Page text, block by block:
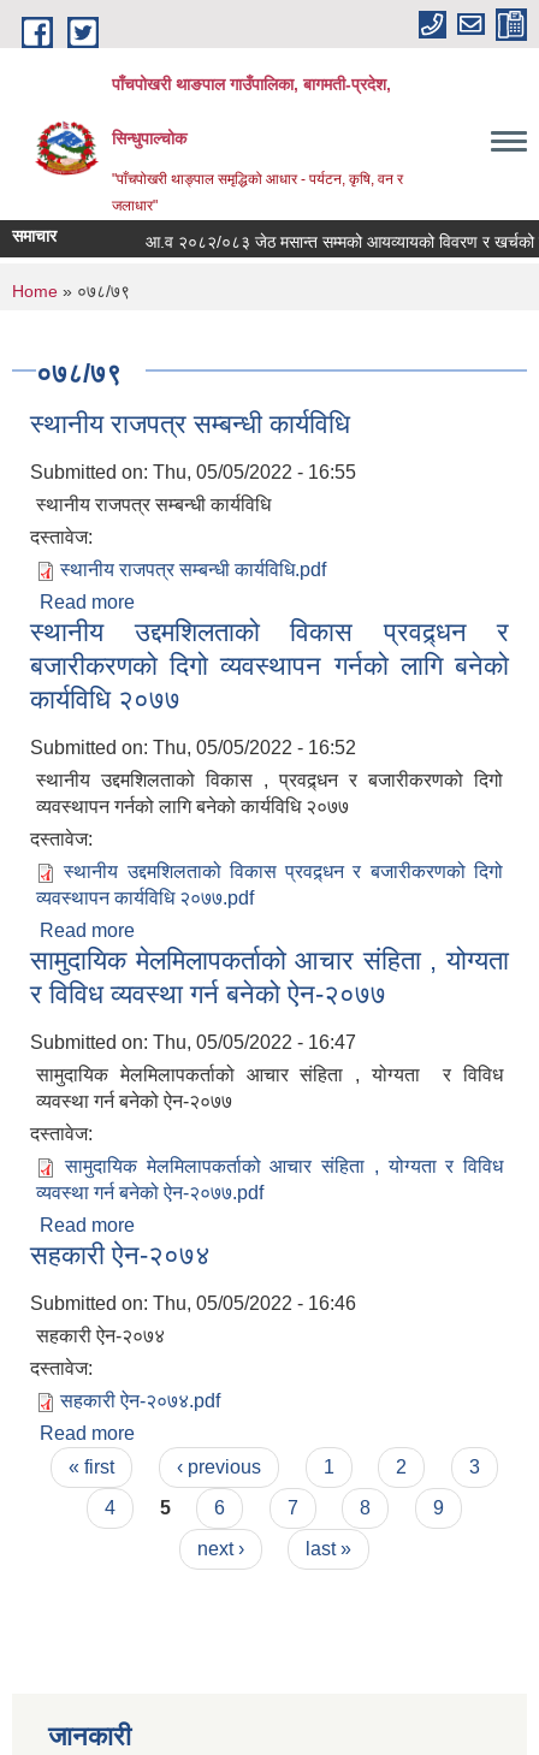
Skip to main content
पाँचपोखरी थाङपाल गाउँपालिका, बागमती-प्रदेश,
सिन्धुपाल्चोक
"पाँचपोखरी थाङ्पाल समृद्धिको आधार - पर्यटन, कृषि, वन र
जलाधार"
समाचार आ.व २०८२/०८३ जेठ मसान्त सम्मको आयव्यायको विवरण र खर्चको
You are here
Home » ०७८/७९
०७८/७९
स्थानीय राजपत्र सम्बन्धी कार्यविधि
Submitted on: Thu, 05/05/2022 - 16:55
स्थानीय राजपत्र सम्बन्धी कार्यविधि
दस्तावेज:
स्थानीय राजपत्र सम्बन्धी कार्यविधि.pdf
Read more
स्थानीय उद्दमशिलताको विकास प्रवद्र्धन र
बजारीकरणको दिगो व्यवस्थापन गर्नको लागि बनेको
कार्यविधि २०७७
Submitted on: Thu, 05/05/2022 - 16:52
स्थानीय उद्दमशिलताको विकास , प्रवद्र्धन र बजारीकरणको दिगो
व्यवस्थापन गर्नको लागि बनेको कार्यविधि २०७७
दस्तावेज:
स्थानीय उद्दमशिलताको विकास प्रवद्र्धन र बजारीकरणको दिगो
व्यवस्थापन कार्यविधि २०७७.pdf
Read more
बजारीकरणको दिगो व्यवस्थापन गर्नको लागि बनेको कार्यविधि
२०७७
सामुदायिक मेलमिलापकर्ताको आचार संहिता , योग्यता
र विविध व्यवस्था गर्न बनेको ऐन-२०७७
Submitted on: Thu, 05/05/2022 - 16:47
सामुदायिक मेलमिलापकर्ताको आचार संहिता , योग्यता र विविध
व्यवस्था गर्न बनेको ऐन-२०७७
दस्तावेज:
सामुदायिक मेलमिलापकर्ताको आचार संहिता , योग्यता र विविध
व्यवस्था गर्न बनेको ऐन-२०७७.pdf
Read more
र विविध व्यवस्था गर्न बनेको ऐन-२०७७
सहकारी ऐन-२०७४
Submitted on: Thu, 05/05/2022 - 16:46
सहकारी ऐन-२०७४
दस्तावेज:
सहकारी ऐन-२०७४.pdf
Read more
Pages
« first ‹ previous 1 2
3
4
5 6 7 8
9
next ›
last »
जानकारी